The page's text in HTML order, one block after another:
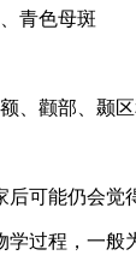
青色母斑
、颧部、颞
可能仍会觉
过程，一般